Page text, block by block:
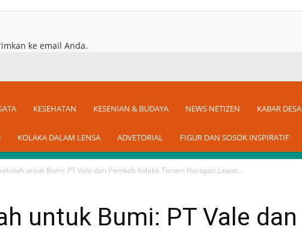
ke email Anda.
KESEHATAN KESENIAN & BUDAYA NEWS NETIZEN KABAR DESA
KOLAKA DALAM LENSA ADVETORIAL FIGUR DAN SOSOK INSPIRATIF
untuk Bumi: PT Vale dan Pemkab Kolaka Tanam Harapan Lewat...
untuk Bumi: PT Vale dan